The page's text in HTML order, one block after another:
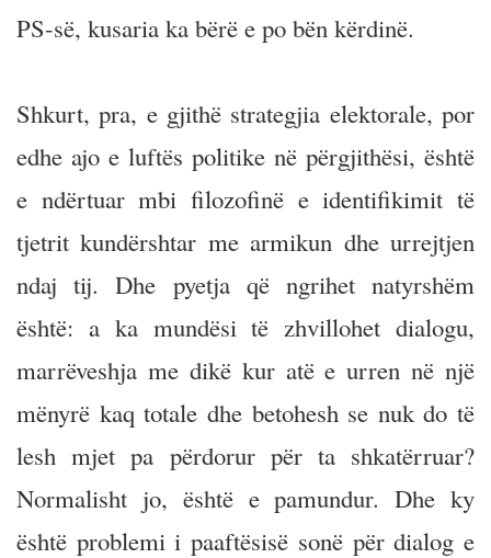
PS-së, kusaria ka bërë e po bën kërdinë.
Shkurt, pra, e gjithë strategjia elektorale, por
edhe ajo e luftës politike në përgjithësi, është
e ndërtuar mbi filozofinë e identifikimit të
tjetrit kundërshtar me armikun dhe urrejtjen
ndaj tij. Dhe pyetja që ngrihet natyrshëm
është: a ka mundësi të zhvillohet dialogu,
marrëveshja me dikë kur atë e urren në një
mënyrë kaq totale dhe betohesh se nuk do të
lesh mjet pa përdorur për ta shkatërruar?
Normalisht jo, është e pamundur. Dhe ky
është problemi i paaftësisë sonë për dialog e